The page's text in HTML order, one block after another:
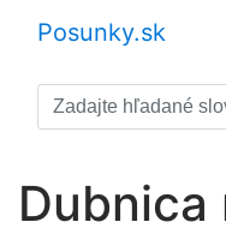
Posunky.sk
Dubnica